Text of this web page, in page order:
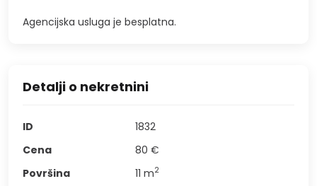
Agencijska usluga je besplatna.
Detalji o nekretnini
ID
1832
Cena
80 €
Površina
11 m2